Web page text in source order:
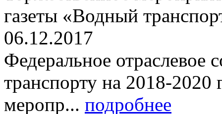
газеты «Водный
06.12.2017
Федеральное отраслевое
транспорту на 2018-2020
меропр... подробнее